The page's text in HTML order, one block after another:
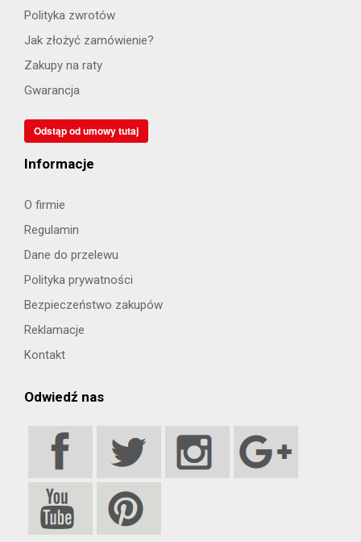
Polityka zwrotów
Jak złożyć zamówienie?
Zakupy na raty
Gwarancja
Odstąp od umowy tutaj
Informacje
O firmie
Regulamin
Dane do przelewu
Polityka prywatności
Bezpieczeństwo zakupów
Reklamacje
Kontakt
Odwiedź nas